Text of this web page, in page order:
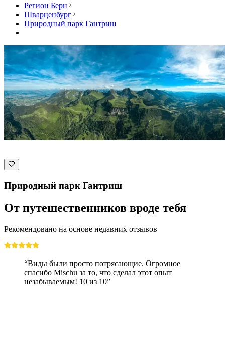
Регион Берн
Шварценбург
Природный парк Гантриш
Природный парк Гантриш
От путешественников вроде тебя
Рекомендовано на основе недавних отзывов
“Виды были просто потрясающие. Огромное
спасибо Mischu за то, что сделал этот опыт
незабываемым! 10 из 10”